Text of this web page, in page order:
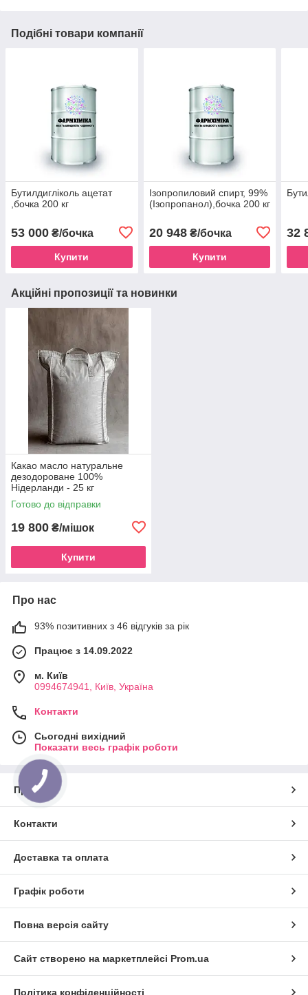
Подібні товари компанії
Бутилдигліколь ацетат
,бочка 200 кг
53 000 ₴/бочка
Купити
Ізопропиловий спирт, 99%
(Ізопропанол),бочка 200 кг
20 948₴/бочка
Купити
32
Акційні пропозиції та новинки
Какао масло натуральне
дезодороване 100%
Нідерланди - 25 кг
Готово до відправки
19 800 ₴/мішок
Купити
Про нас
93% позитивних з 46 відгуків за рік
Працює з 14.09.2022
м. Київ
0994674941, Київ, Україна
Контакти
Сьогодні вихідний
Показати весь графік роботи
Про нас
Контакти
Доставка та оплата
Графік роботи
Повна версія сайту
Сайт створено на маркетплейсі Prom.ua
Політика конфіденційності